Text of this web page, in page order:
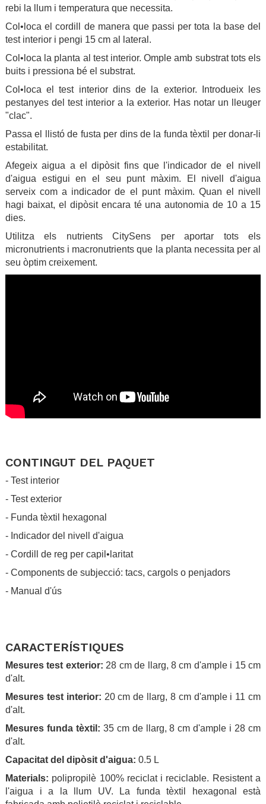
rebi la llum i temperatura que necessita.
Col•loca el cordill de manera que passi per tota la base del
test interior i pengi 15 cm al lateral.
Col•loca la planta al test interior. Omple amb substrat tots els
buits i pressiona bé el substrat.
Col•loca el test interior dins de la exterior. Introdueix les
pestanyes del test interior a la exterior. Has notar un lleuger
"clac".
Passa el llistó de fusta per dins de la funda tèxtil per donar-li
estabilitat.
Afegeix aigua a el dipòsit fins que l'indicador de el nivell
d'aigua estigui en el seu punt màxim. El nivell d'aigua
serveix com a indicador de el punt màxim. Quan el nivell
hagi baixat, el dipòsit encara té una autonomia de 10 a 15
dies.
Utilitza els nutrients CitySens per aportar tots els
micronutrients i macronutrients que la planta necessita per al
seu òptim creixement.
CONTINGUT DEL PAQUET
- Test interior
- Test exterior
- Funda tèxtil hexagonal
- Indicador del nivell d'aigua
- Cordill de reg per capil•laritat
- Components de subjecció: tacs, cargols o penjadors
- Manual d'ús
CARACTERÍSTIQUES
Mesures test exterior: 28 cm de llarg, 8 cm d'ample i 15 cm
d'alt.
Mesures test interior: 20 cm de llarg, 8 cm d'ample i 11 cm
d'alt.
Mesures funda tèxtil: 35 cm de llarg, 8 cm d'ample i 28 cm
d'alt.
Capacitat del dipòsit d'aigua: 0.5 L
Materials: polipropilè 100% reciclat i reciclable. Resistent a
l'aigua i a la llum UV. La funda tèxtil hexagonal està